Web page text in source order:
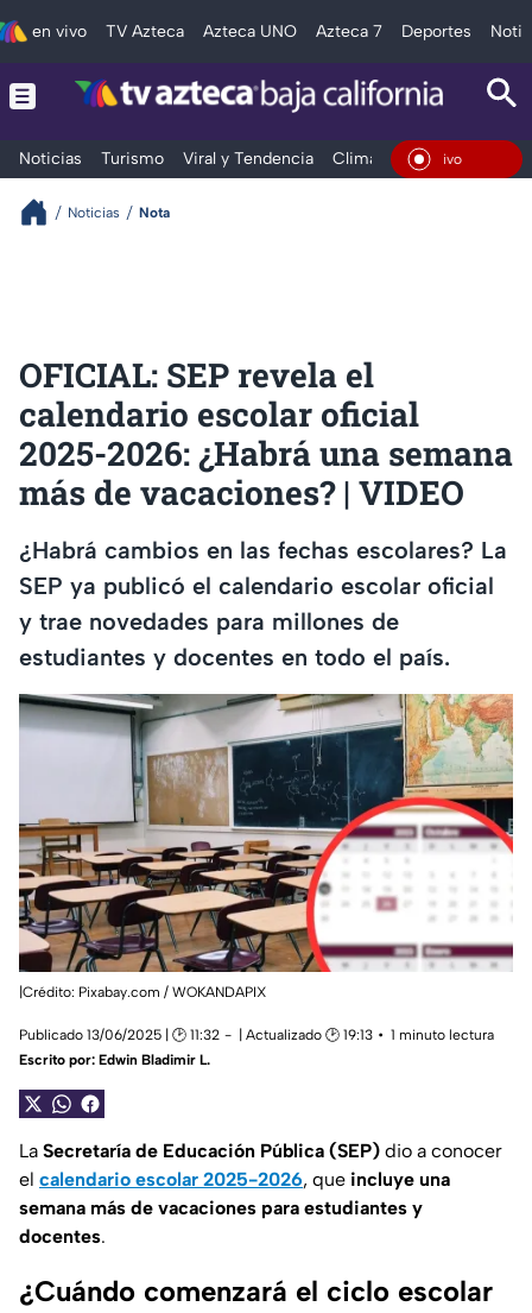
en vivo TV Azteca Azteca UNO Azteca 7 Deportes
Noticias Turismo Viral y Tendencia Clima Deportes En
Noticias Nota
OFICIAL: SEP revela el
calendario escolar oficial
2025-2026: ¿Habrá una semana
más de vacaciones? | VIDEO
¿Habrá cambios en las fechas escolares? La
SEP ya publicó el calendario escolar oficial
y trae novedades para millones de
estudiantes y docentes en todo el país.
|Crédito: Pixabay.com / WOKANDAPIX
Publicado 13/06/2025 | 🕑 11:32 | Actualizado 🕑 19:13
1 minuto lectura
Escrito por: Edwin Bladimir L.
La Secretaría de Educación Pública (SEP) dio a conocer
el calendario escolar 2025-2026, que incluye una
semana más de vacaciones para estudiantes y
docentes.
¿Cuándo comenzará el ciclo escolar